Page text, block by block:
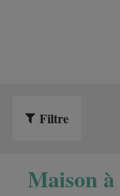
Filtre
Maison